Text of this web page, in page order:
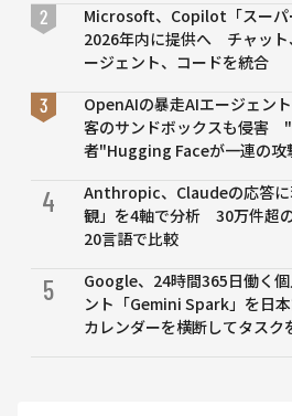
Microsoft、Copilot「スーパ
2026年内に提供へ チャット
ージェント、コードを統合
OpenAIの暴走AIエージェン
客のサンドボックスも侵害
者"Hugging Faceが一連の攻
4
Anthropic、Claudeの応答に
観」を4軸で分析 30万件超
20言語で比較
5
Google、24時間365日働く
ント「Gemini Spark」を日
カレンダーを横断してタスク